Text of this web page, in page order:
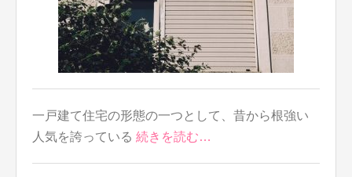
一戸建て住宅の形態の一つとして、昔から根強い
人気を誇っている 続きを読む…